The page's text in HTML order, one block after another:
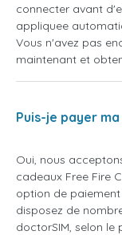
connecter avant
appliquee
Vous n'avez pas
maintenant et
Puis-je payer
Oui, nous
cadeaux Free Fire
option de
disposez de
doctorSIM, selon